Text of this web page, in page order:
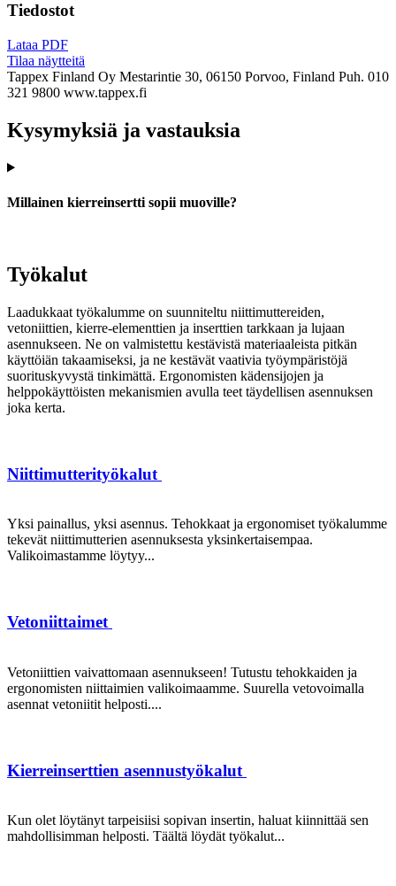
Tiedostot
Lataa PDF
Tilaa näytteitä
Tappex Finland Oy Mestarintie 30, 06150 Porvoo, Finland Puh. 010
321 9800 www.tappex.fi
Kysymyksiä ja vastauksia
Millainen kierreinsertti sopii muoville?
Työkalut
Laadukkaat työkalumme on suunniteltu niittimuttereiden,
vetoniittien, kierre-elementtien ja inserttien tarkkaan ja lujaan
asennukseen. Ne on valmistettu kestävistä materiaaleista pitkän
käyttöiän takaamiseksi, ja ne kestävät vaativia työympäristöjä
suorituskyvystä tinkimättä. Ergonomisten kädensijojen ja
helppokäyttöisten mekanismien avulla teet täydellisen asennuksen
joka kerta.
Niittimutterityökalut
Yksi painallus, yksi asennus. Tehokkaat ja ergonomiset työkalumme
tekevät niittimutterien asennuksesta yksinkertaisempaa.
Valikoimastamme löytyy...
Vetoniittaimet
Vetoniittien vaivattomaan asennukseen! Tutustu tehokkaiden ja
ergonomisten niittaimien valikoimaamme. Suurella vetovoimalla
asennat vetoniitit helposti....
Kierreinserttien asennustyökalut
Kun olet löytänyt tarpeisiisi sopivan insertin, haluat kiinnittää sen
mahdollisimman helposti. Täältä löydät työkalut...